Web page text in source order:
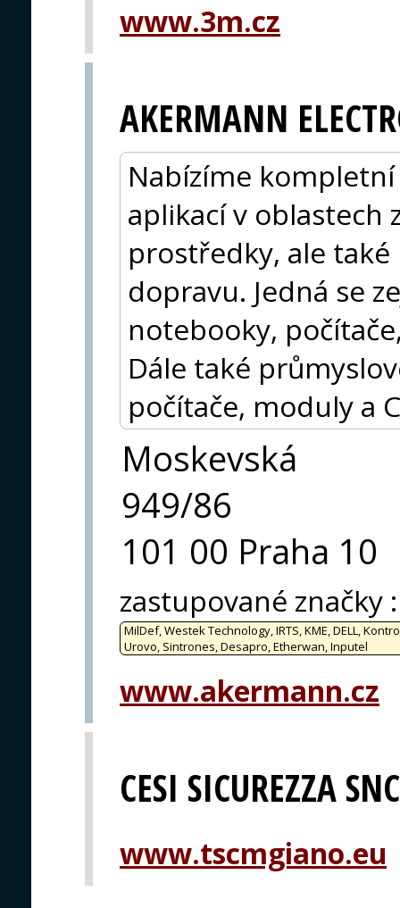
www.3m.cz
AKERMANN
Nabízíme
aplikací v oblastech
prostředky, ale
dopravu. Jedná se
notebooky,
Dále také
počítače, moduly a
Moskevská
949/86
101 00 Praha 10
zastupované značky :
MilDef, Westek Technology, IRTS, KME, DELL,
Urovo, Sintrones, Desapro, Etherwan, Inputel
www.akermann.cz
CESI SICUREZZA SNC
www.tscmgiano.eu